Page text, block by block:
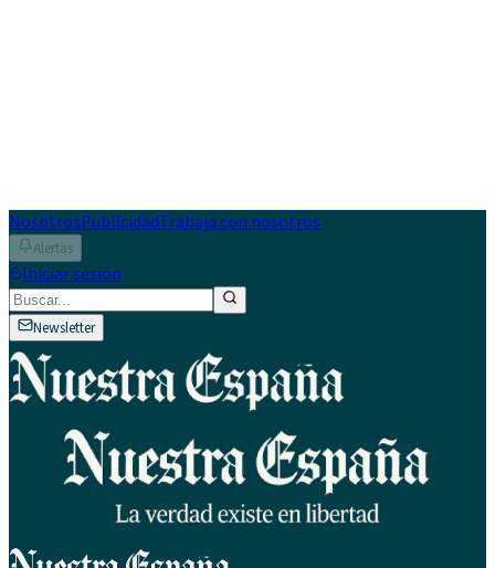
NosotrosPublicidadTrabaja con nosotros
Alertas
Iniciar sesión
Newsletter